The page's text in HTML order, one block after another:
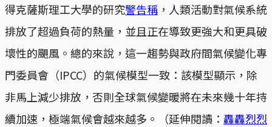
得克薩斯理工大學的研究警告稱 ，人類活動對氣候系統
排放了超過負荷的熱量，並且正在導致更強大和更具破
壞性的颶風。總的來說，這一趨勢與政府間氣候變化專
門委員會（IPCC）的氣候模型一致：該模型顯示，除
非馬上減少排放，否則全球氣候變暖將在未來幾十年持
續加速，極端氣候會越來越多。（延伸閱讀： 轟轟烈烈